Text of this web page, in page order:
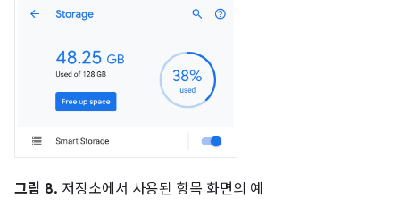
그림 8. 저장소에서 사용된 항목 화면의 예